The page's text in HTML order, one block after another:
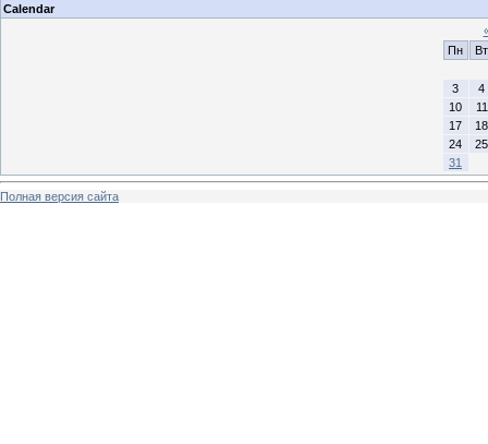
Calendar
Пн
Вт
3
4
10
11
17
18
24
25
31
Полная версия сайта